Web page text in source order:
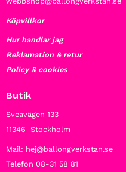
Köpvillkor
Hur handlar jag
Reklamation & retur
Policy & cookies
Butik
Sveavägen 133
11346 Stockholm
Mail: hej@ballongverkstan.se
Telefon 08-31 58 81